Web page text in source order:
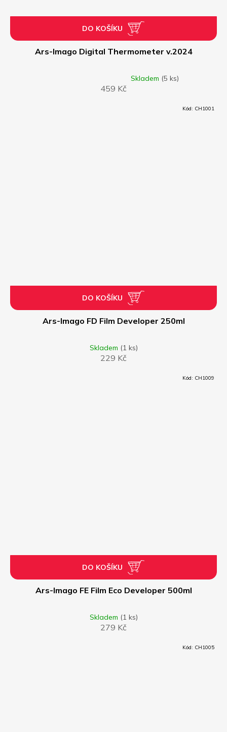
Ars-Imago Digital Thermometer v.2024
Skladem (5 ks)
459 Kč
DO KOŠÍKU
Ars-Imago FD Film Developer 250ml
Skladem (1 ks)
229 Kč
DO KOŠÍKU
Kód: CH1001
Ars-Imago FE Film Eco Developer 500ml
Skladem (1 ks)
279 Kč
DO KOŠÍKU
Kód: CH1009
Kód: CH1005